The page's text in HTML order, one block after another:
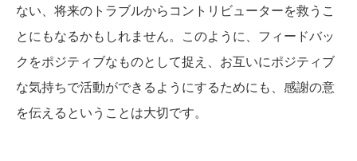
ない、将来のトラブルからコントリビューターを救うこ
とにもなるかもしれません。このように、フィードバッ
クをポジティブなものとして捉え、お互いにポジティブ
な気持ちで活動ができるようにするためにも、感謝の意
を伝えるということは大切です。